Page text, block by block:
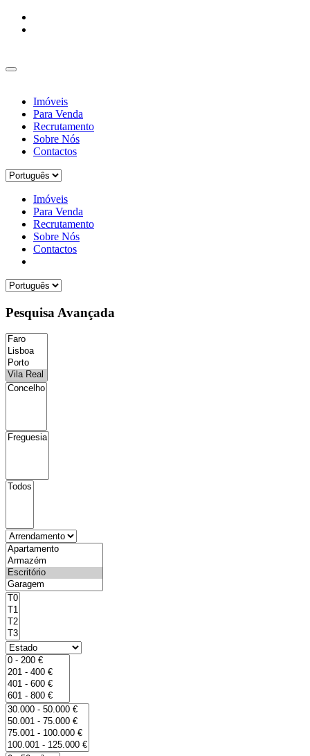
Imóveis
Para Venda
Recrutamento
Sobre Nós
Contactos
Imóveis
Para Venda
Recrutamento
Sobre Nós
Contactos
Pesquisa Avançada